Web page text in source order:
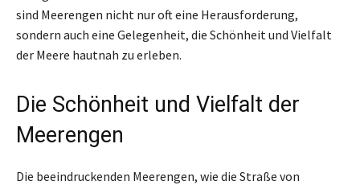
sind Meerengen nicht nur oft eine Herausforderung,
sondern auch eine Gelegenheit, die Schönheit und Vielfalt
der Meere hautnah zu erleben.
Die Schönheit und Vielfalt der
Meerengen
Die beeindruckenden Meerengen, wie die Straße von